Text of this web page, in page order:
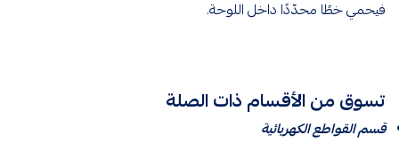
فيحمي خطًا محدّدًا داخل اللوحة.
تسوق من الأقسام ذات الصلة
قسم القواطع الكهربائية